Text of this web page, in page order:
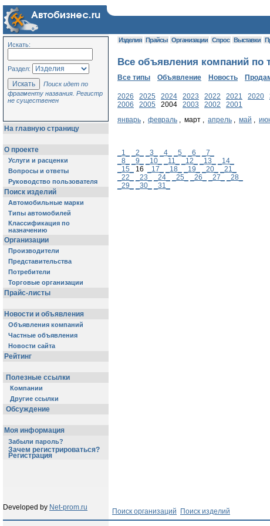
Искать:
Раздел:
Поиск идет по
фрагменту названия. Регистр
не существенен
На главную страницу
О проекте
Услуги и расценки
Вопросы и ответы
Руководство пользователя
Поиск изделий
Автомобильные марки
Типы автомобилей
Классификация по
назначению
Организации
Производители
Представительства
Потребители
Торговые организации
Прайс-листы
Новости и объявления
Объявления компаний
Частные объявления
Новости сайта
Рейтинг
Полезные ссылки
Компании
Другие ссылки
Обсуждение
Моя информация
Забыли пароль?
Зачем регистрироваться?
Регистрация
Изделия Прайсы Организации Спрос Выставки
Все объявления компаний по
Все типы Объявление Новость
2026 2025 2024 2023 2022 2021 2020
2006
2005 2004 2003 2002
2001
январь , февраль , март , апрель , май ,
_1_ _2_ _3_ _4_ _5_ _6_
_7_
_8_
_9_ _10_ _11_ _12_ _13_
_14_
_15_
16 _17_ _18_ _19_ _20_
_21_
_22_
_23_ _24_ _25_ _26_ _27_
_28_
_29_
_30_ _31_
Developed by Net-prom.ru Поиск организаций Поиск изделий